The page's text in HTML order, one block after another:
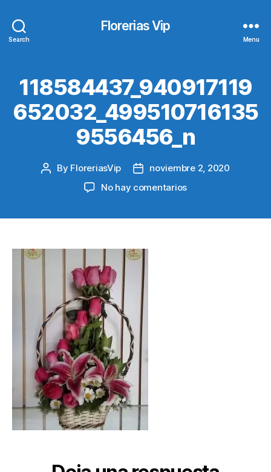
Search
Florerias Vip
Menu
118584437_940917119
652032_499510716135
9556456_n
Post
By FloreriasVip
Postnoviembre 2, 2020
No hay comentariosen